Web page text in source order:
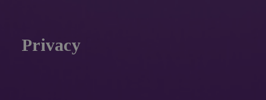
Privacy